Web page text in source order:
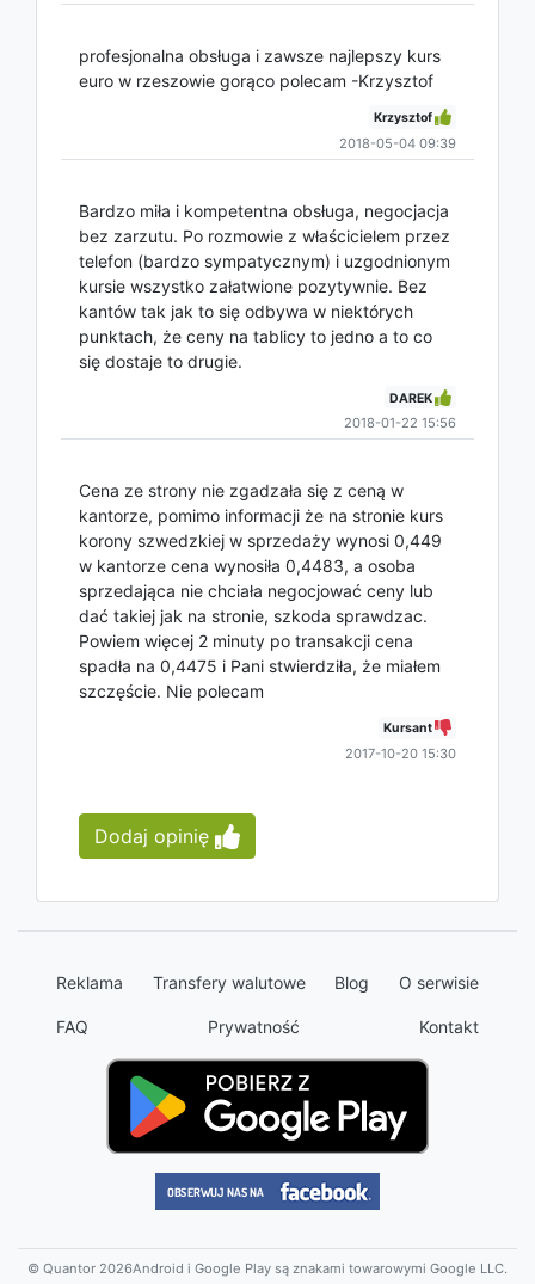
profesjonalna obsługa i zawsze najlepszy kurs
euro w rzeszowie gorąco polecam -Krzysztof
Krzysztof
2018-05-04 09:39
Bardzo miła i kompetentna obsługa, negocjacja
bez zarzutu. Po rozmowie z właścicielem przez
telefon (bardzo sympatycznym) i uzgodnionym
kursie wszystko załatwione pozytywnie. Bez
kantów tak jak to się odbywa w niektórych
punktach, że ceny na tablicy to jedno a to co
się dostaje to drugie.
DAREK
2018-01-22 15:56
Cena ze strony nie zgadzała się z ceną w
kantorze, pomimo informacji że na stronie kurs
korony szwedzkiej w sprzedaży wynosi 0,449
w kantorze cena wynosiła 0,4483, a osoba
sprzedająca nie chciała negocjować ceny lub
dać takiej jak na stronie, szkoda sprawdzac.
Powiem więcej 2 minuty po transakcji cena
spadła na 0,4475 i Pani stwierdziła, że miałem
szczęście. Nie polecam
Kursant
2017-10-20 15:30
Dodaj opinię
Reklama Transfery walutowe Blog O serwisie
FAQ Prywatność Kontakt
© Quantor 2026Android i Google Play są znakami towarowymi Google LLC.